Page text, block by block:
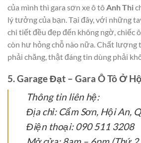
của mình thì gara sơn xe ô tô Anh Thi
lý tưởng của bạn. Tại đây, với những
chi tiết đều đẹp đến không ngờ, chiếc
còn hư hỏng chỗ nào nữa. Chất lượng
phải chăng, thật đáng tin dùng phải
5. Garage Đạt – Gara Ô Tô Ở
Thông tin liên hệ:
Địa chỉ: Cẩm Sơn, Hội An,
Điện thoại: 090 511 3208